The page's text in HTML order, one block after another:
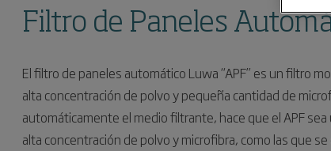
Filtro de Paneles
El filtro de paneles automático Luwa “APF” es un filtro
alta concentración de polvo y pequeña cantidad de
automáticamente el medio filtrante, hace que el APF
alta concentración de polvo y microfibra, como las que